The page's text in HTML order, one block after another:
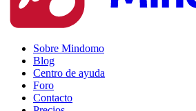
Sobre Mindomo
Blog
Centro de ayuda
Foro
Contacto